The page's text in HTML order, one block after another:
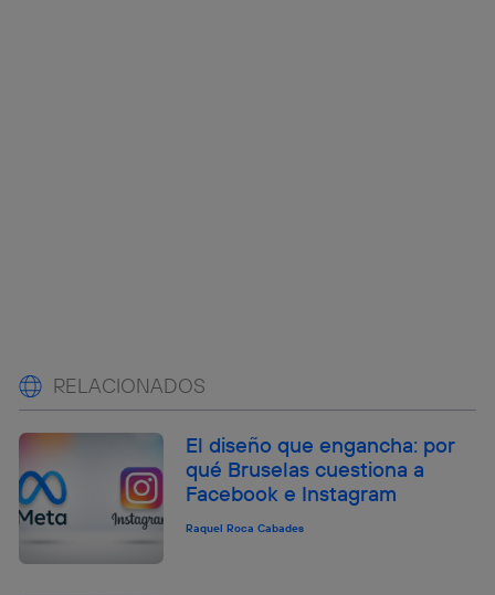
RELACIONADOS
El diseño que engancha: por
qué Bruselas cuestiona a
Facebook e Instagram
Raquel Roca Cabades